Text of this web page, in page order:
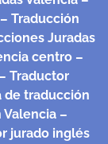
– Traducción
Juradas
centro –
– Traductor
de traducción
Valencia –
jurado inglés